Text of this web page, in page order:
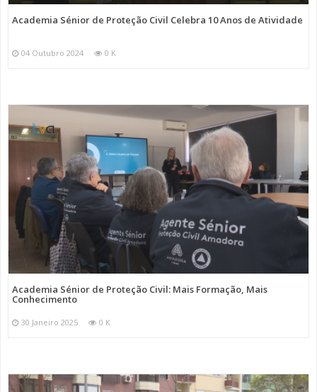
Academia Sénior de Proteção Civil Celebra 10 Anos de Atividade
04 Outubro 2024 0 K
Academia Sénior de Proteção Civil: Mais Formação, Mais
Conhecimento
30 Janeiro 2025 0 K